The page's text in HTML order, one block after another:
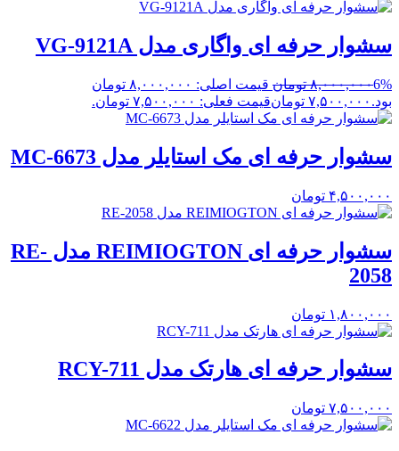
سشوار حرفه ای واگاری مدل VG-9121A
6%۸,۰۰۰,۰۰۰ تومان
قیمت اصلی: ۸,۰۰۰,۰۰۰ تومان
بود. ۷,۵۰۰,۰۰۰ تومانقیمت فعلی: ۷,۵۰۰,۰۰۰ تومان.
سشوار حرفه ای مک استایلر مدل MC-6673
۴,۵۰۰,۰۰۰ تومان
سشوار حرفه ای REIMIOGTON مدل RE-
2058
۱,۸۰۰,۰۰۰ تومان
سشوار حرفه ای هارتک مدل RCY-711
۷,۵۰۰,۰۰۰ تومان